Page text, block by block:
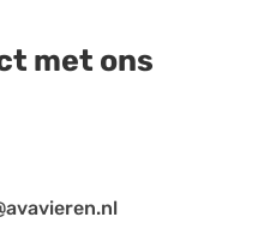
met ons